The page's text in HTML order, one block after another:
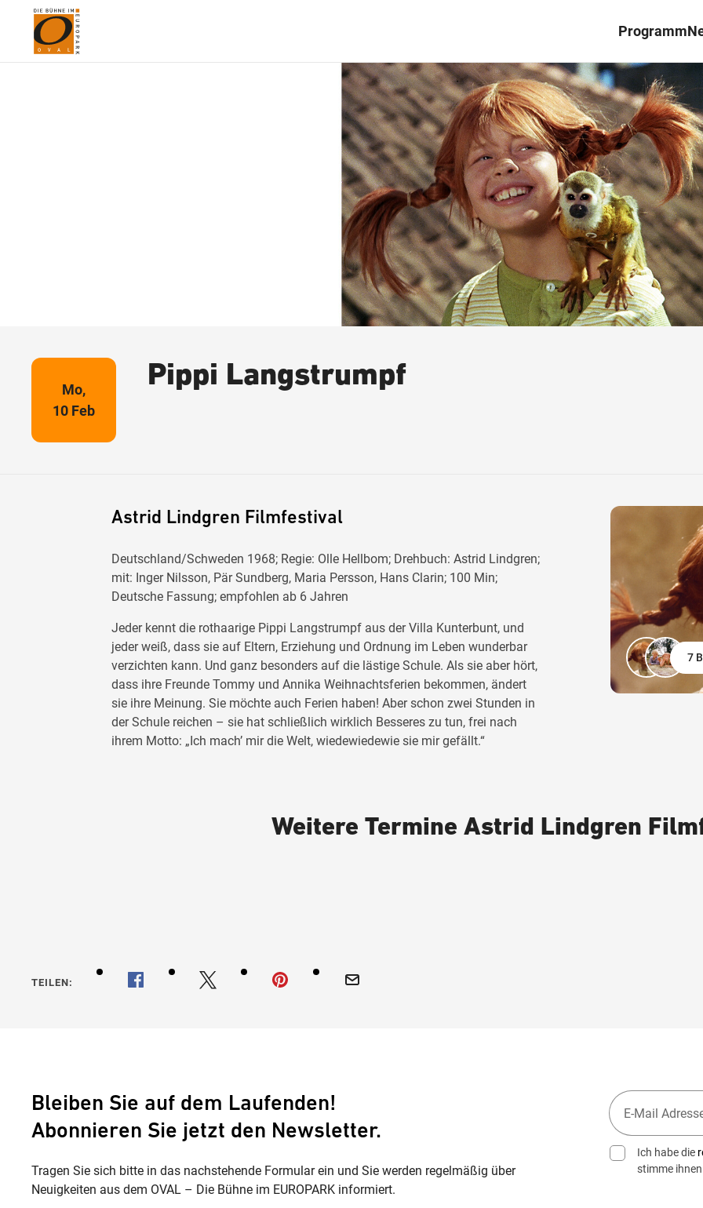
Programm
Mo,
10 Feb
Pippi Langstrumpf
Astrid Lindgren Filmfestival
Deutschland/Schweden 1968; Regie: Olle Hellbom; Drehbuch: Astrid Lindgren;
mit: Inger Nilsson, Pär Sundberg, Maria Persson, Hans Clarin; 100 Min;
Deutsche Fassung; empfohlen ab 6 Jahren
Jeder kennt die rothaarige Pippi Langstrumpf aus der Villa Kunterbunt, und
jeder weiß, dass sie auf Eltern, Erziehung und Ordnung im Leben wunderbar
verzichten kann. Und ganz besonders auf die lästige Schule. Als sie aber hört,
dass ihre Freunde Tommy und Annika Weihnachtsferien bekommen, ändert
sie ihre Meinung. Sie möchte auch Ferien haben! Aber schon zwei Stunden in
der Schule reichen – sie hat schließlich wirklich Besseres zu tun, frei nach
ihrem Motto: „Ich mach’ mir die Welt, wiedewiedewie sie mir gefällt.“
7
Weitere Termine Astrid Lindgren
TEILEN:
Bleiben Sie auf dem Laufenden!
Abonnieren Sie jetzt den Newsletter.
Tragen Sie sich bitte in das nachstehende Formular ein und Sie werden regelmäßig über
Neuigkeiten aus dem OVAL – Die Bühne im EUROPARK informiert.
Ich habe die
stimme